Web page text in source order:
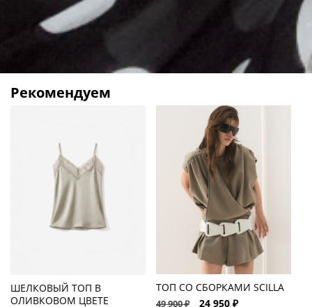
Рекомендуем
ШЕЛКОВЫЙ ТОП В
ОЛИВКОВОМ ЦВЕТЕ
ТОП СО СБОРКАМИ SCILLA
49 900 ₽ 24 950 ₽